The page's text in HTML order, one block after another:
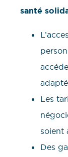
santé
Les
soient
Des